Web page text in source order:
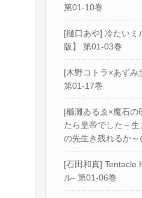
第01-10巻
[樋口あや] 冷たいミ
版】 第01-03巻
[木野コトラ×あずみ
第01-17巻
[櫛灘ゐるゑ×魔石の
たら皇帝でした～生
の先生き残れるか
[石田和真] Tentacle
ル- 第01-06巻